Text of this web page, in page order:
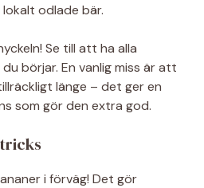
odlade bär.
Se till att ha alla
börjar. En vanlig miss är att
länge – det ger en
som gör den extra god.
i förväg! Det gör